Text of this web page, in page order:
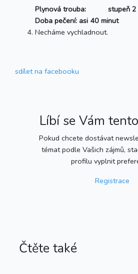
Plynová trouba: stupeň 2
Doba pečení: asi 40 minut
Necháme vychladnout.
sdíletna facebooku
Líbí se Vám
Pokud chcete dostávat
témat podle Vašich zájmů,
profilu vyplnit
Registrace
Čtěte také